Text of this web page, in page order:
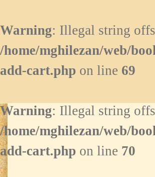
Warning: Illegal string
/home/mghilezan/web/
add-cart.php on line 69
Warning: Illegal string
/home/mghilezan/web/
add-cart.php on line 70